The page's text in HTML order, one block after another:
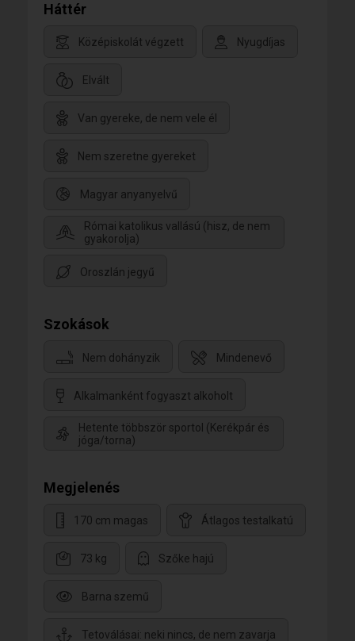
Háttér
Középiskolát végzett Nyugdíjas
Elvált
Van gyereke, de nem vele él
Nem szeretne gyereket
Magyar anyanyelvű
Római katolikus vallású (hisz, de nem
gyakorolja)
Oroszlán jegyű
Szokások
Nem dohányzik Mindenevő
Alkalmanként fogyaszt alkoholt
Hetente többször sportol (Kerékpár és
jóga/torna)
Megjelenés
170 cm magas Átlagos testalkatú
73 kg Szőke hajú
Barna szemű
Tetoválásai: neki nincs, de nem zavarja